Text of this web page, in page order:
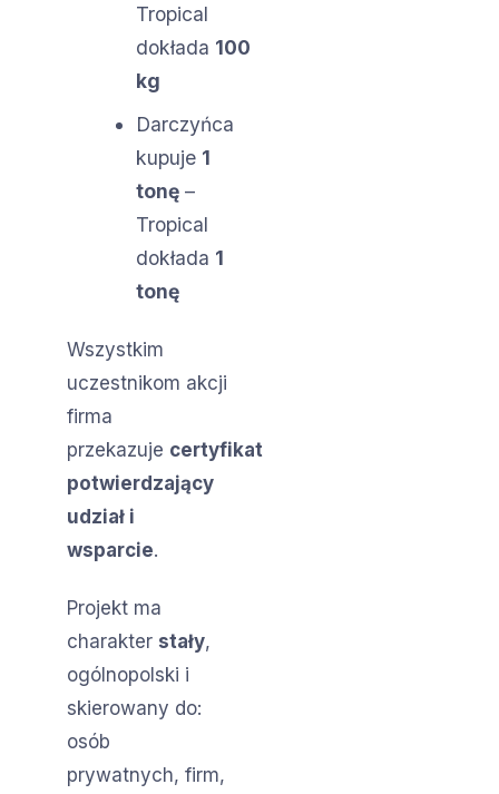
Tropical
dokłada 100
kg
Darczyńca
kupuje 1
tonę –
Tropical
dokłada 1
tonę
Wszystkim
uczestnikom akcji
firma
przekazuje certyfikat
potwierdzający
udział i
wsparcie.
Projekt ma
charakter stały,
ogólnopolski i
skierowany do:
osób
prywatnych, firm,